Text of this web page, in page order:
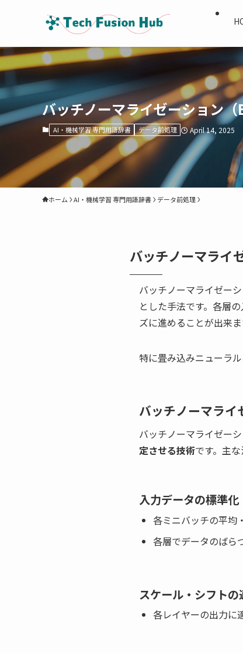
バッチノーマライゼーション
AI・機械学習 専門用語辞書 データ前処理 April 14, 2025
ホーム AI・機械学習 専門用語辞書 データ前処理
バッチノーマライ
バッチノーマライゼー
とした手法です。各層
ズに進めることが出来ま
特に畳み込みニューラ
バッチノーマラ
バッチノーマライゼー
定させる技術です。主な
入力データの標準化
各ミニバッチの平均
各層でデータのばら
スケール・シフトの
各レイヤーの出力に